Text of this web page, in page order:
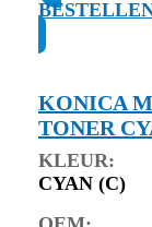
KONICA
TONER
KLEUR:
CYAN (C)